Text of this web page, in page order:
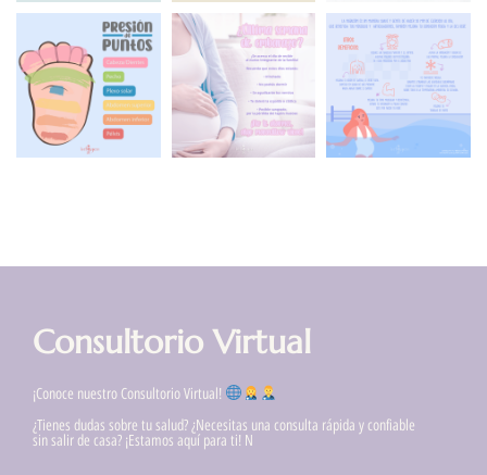
Consultorio Virtual
¡Conoce nuestro Consultorio Virtual!
¿Tienes dudas sobre tu salud? ¿Necesitas una consulta rápida y confiable
sin salir de casa? ¡Estamos aquí para ti! N